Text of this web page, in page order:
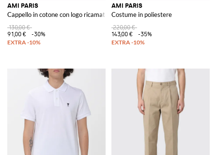
AMI PARIS
Cappello in cotone con logo ricamato
130,00 €
91,00 €
-30%
AMI PARIS
Costume in poliestere
220,00 €
143,00 €
-35%